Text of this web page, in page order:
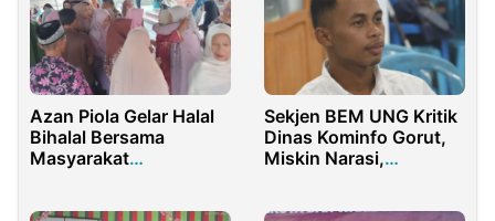
Azan Piola Gelar Halal
Bihalal Bersama
Masyarakat
Sekjen BEM UNG Kritik
Dinas Kominfo Gorut,
Miskin Narasi,